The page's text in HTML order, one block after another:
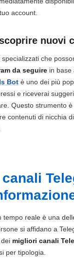
account.
nuovi
che
da seguire in base
Bot è uno dei più
e riceverai
Questo strumento
contenuti di nicchia
tempo reale è una
si affidano a
migliori canali
per tipologia.